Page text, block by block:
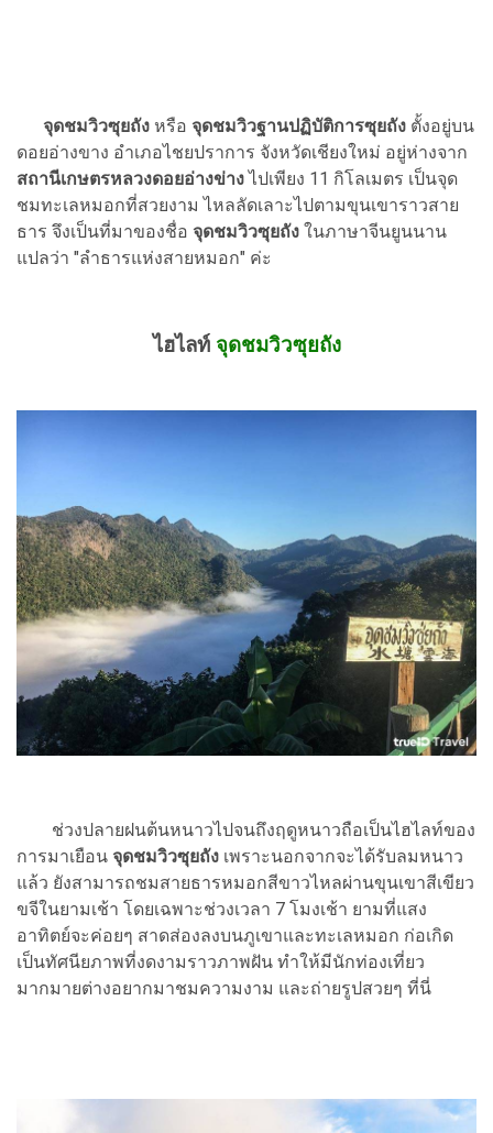
จุดชมวิวซุยถัง หรือ จุดชมวิวฐานปฏิบัติการซุยถัง ตั้งอยู่บน
ดอยอ่างขาง อำเภอไชยปราการ จังหวัดเชียงใหม่ อยู่ห่างจาก
สถานีเกษตรหลวงดอยอ่างข่างไปเพียง 11 กิโลเมตร เป็นจุด
ชมทะเลหมอกที่สวยงาม ไหลลัดเลาะไปตามขุนเขาราวสาย
ธาร จึงเป็นที่มาของชื่อ จุดชมวิวซุยถัง ในภาษาจีนยูนนาน
แปลว่า "ลำธารแห่งสายหมอก" ค่ะ
ไฮไลท์ จุดชมวิวซุยถัง
ช่วงปลายฝนต้นหนาวไปจนถึงฤดูหนาวถือเป็นไฮไลท์ของ
การมาเยือน จุดชมวิวซุยถัง เพราะนอกจากจะได้รับลมหนาว
แล้ว ยังสามารถชมสายธารหมอกสีขาวไหลผ่านขุนเขาสีเขียว
ขจีในยามเช้า โดยเฉพาะช่วงเวลา 7 โมงเช้า ยามที่แสง
อาทิตย์จะค่อยๆ สาดส่องลงบนภูเขาและทะเลหมอก ก่อเกิด
เป็นทัศนียภาพที่งดงามราวภาพฝัน ทำให้มีนักท่องเที่ยว
มากมายต่างอยากมาชมความงาม และถ่ายรูปสวยๆ ที่นี่